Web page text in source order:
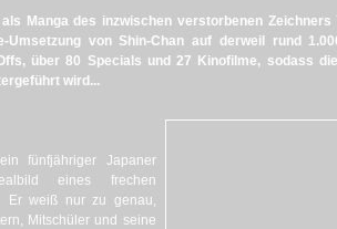
Manga des inzwischen verstorbenen
Umsetzung von Shin-Chan auf derweil rund
über 80 Specials und 27 Kinofilme, sodass
wird...
fünfjähriger Japaner
eines frechen
Er weiß nur zu genau,
Mitschüler und seine